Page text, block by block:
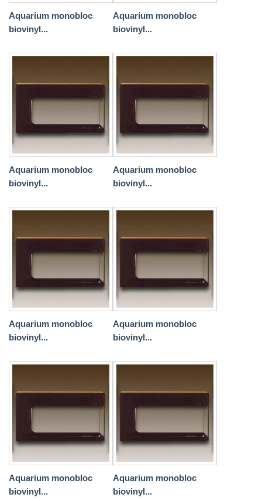
Aquarium monobloc
biovinyl...
Aquarium monobloc
biovinyl...
Aquarium monobloc
biovinyl...
Aquarium monobloc
biovinyl...
Aquarium monobloc
biovinyl...
Aquarium monobloc
biovinyl...
Aquarium monobloc
biovinyl...
Aquarium monobloc
biovinyl...